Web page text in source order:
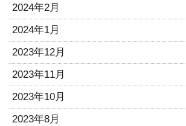
2024年2月
2024年1月
2023年12月
2023年11月
2023年10月
2023年8月